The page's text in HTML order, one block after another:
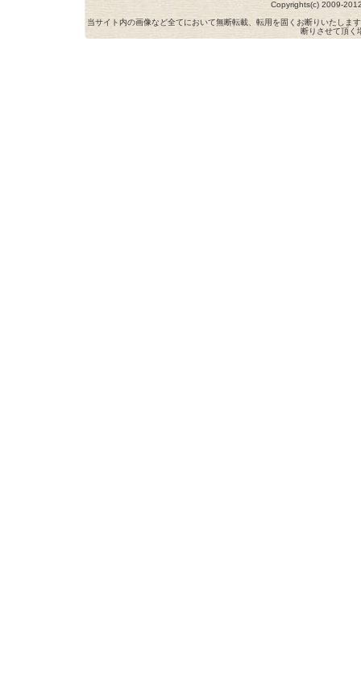
Copyrights(c) 2009-
当サイト内の画像など全てにおいて無断転載、転用を固くお断りいたしま
断りさせて頂く